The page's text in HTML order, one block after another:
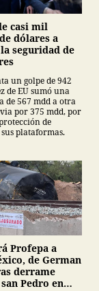
casi mil
dólares a
seguridad de
un golpe de 942
de EU sumó una
de 567 mdd a otra
por 375 mdd, por
de
plataformas.
Profepa a
de German
derrame
Pedro en